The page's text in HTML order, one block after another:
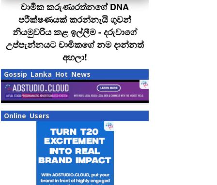
චාමික කරුණාරත්නගේ DNA
පරීක්ෂණයක් කරන්නැයි ගුවන්
නියමුවරිය කළ ඉල්ලීම - දරුවාගේ
උප්පැන්නයට චාමිකගේ නම දාන්නත්
අහලා!
Gossip Lanka Hot News
Online Users